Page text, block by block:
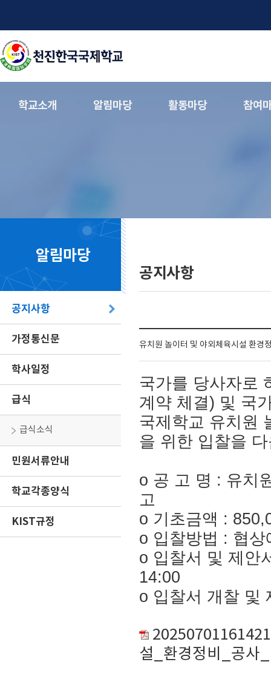
학교소개 알림마당 활동마당 참여
알림마당
공지사항
가정통신문
학사일정
급식
급식소식
민원서류안내
학교각종양식
KIST규정
공지사항
유치원 놀이터 및 야외체육시설 환경
국가를 당사자로
계약 체결) 및 국
국제학교 유치원
을 위한 입찰을
o 공 고 명 : 유치
고
o 기초금액 :
o 입찰방법 : 협
o 입찰서 및 제안
14:00
o 입찰서 개찰 및
설_환경정비_공사